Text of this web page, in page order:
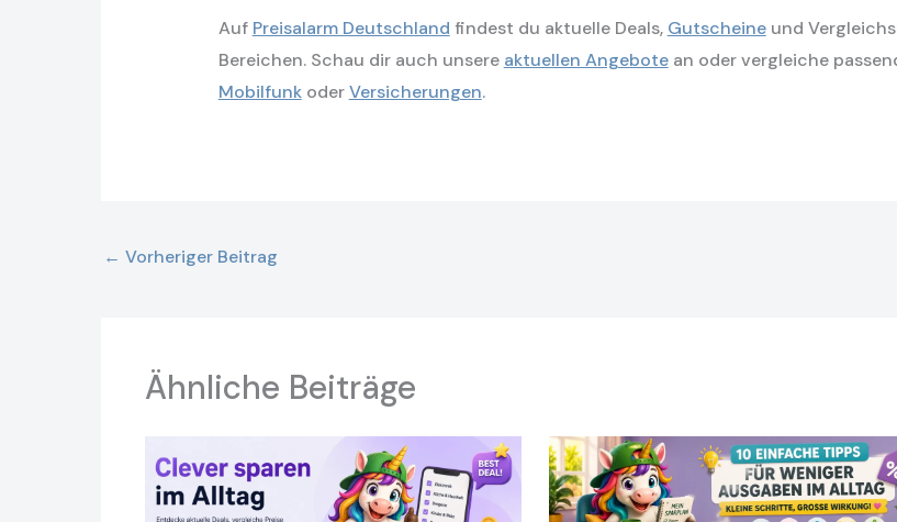
Auf Preisalarm Deutschland findest du aktuelle Deals, Gutscheineund
Bereichen. Schau dir auch unsere aktuellen Angebotean oder vergleiche
MobilfunkoderVersicherungen.
← Vorheriger Beitrag
Ähnliche Beiträge